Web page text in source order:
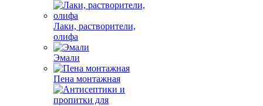
Лаки, растворители,
олифа
Эмали
Пена монтажная